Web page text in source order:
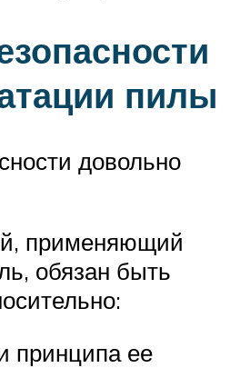
пилы
довольно
применяющий
обязан быть
принципа ее